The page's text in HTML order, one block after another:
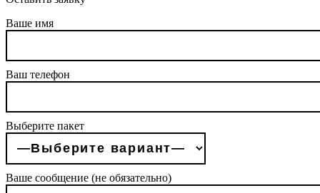
Ваше имя
Ваш телефон
Выберите пакет
Ваше сообщение (не обязательно)